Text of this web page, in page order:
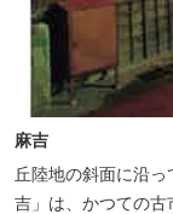
麻吉
丘陸地の斜面に沿
吉」は、かつての